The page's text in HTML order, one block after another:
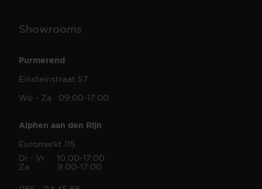
Showrooms
Purmerend
Einsteinstraat 57
Wo - Za 09:00-17:00
Alphen aan den Rijn
Euromarkt 115
Di - Vr 10:00-17:00
Za 9:00-17:00